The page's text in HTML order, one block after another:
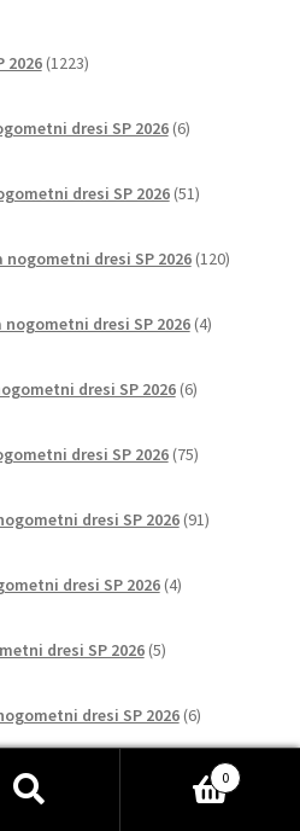
2026 1223izdelkov
dresi SP 2026 6izdelkov
dresi SP 2026 51izdelkov
dresi SP 2026 120izdelkov
dresi SP 2026 4izdelki
dresi SP 2026 6izdelkov
dresi SP 2026 75izdelkov
dresi SP 2026 91izdelkov
dresi SP 2026 4izdelki
dresi SP 2026 5izdelkov
dresi SP 2026 6izdelkov
dresi SP 2026
izdelka
0